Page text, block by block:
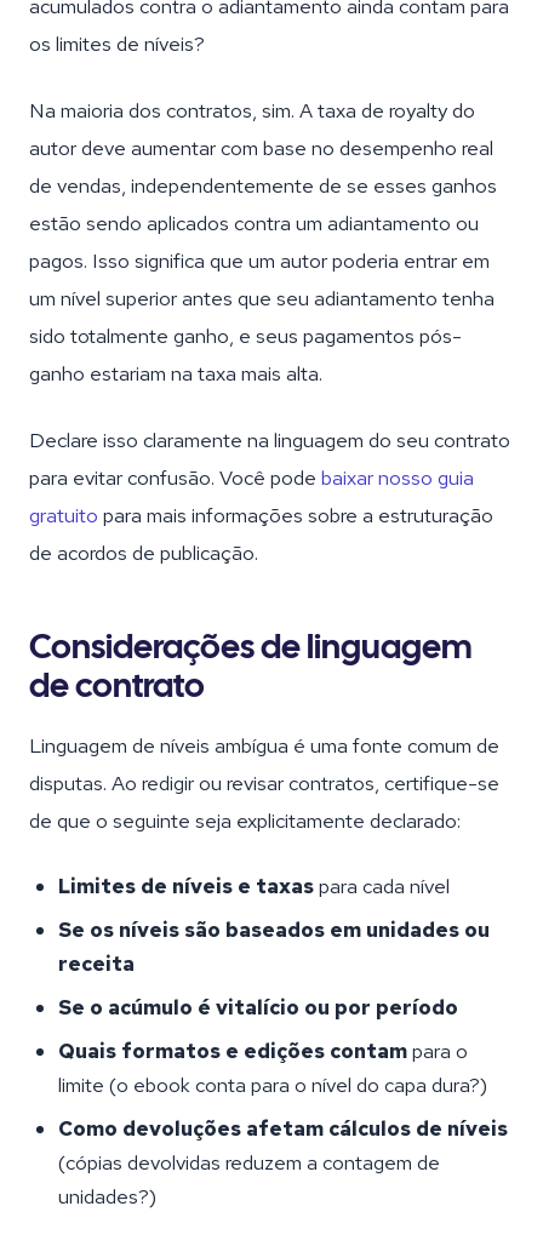
acumulados contra o adiantamento ainda contam para
os limites de níveis?
Na maioria dos contratos, sim. A taxa de royalty do
autor deve aumentar com base no desempenho real
de vendas, independentemente de se esses ganhos
estão sendo aplicados contra um adiantamento ou
pagos. Isso significa que um autor poderia entrar em
um nível superior antes que seu adiantamento tenha
sido totalmente ganho, e seus pagamentos pós-
ganho estariam na taxa mais alta.
Declare isso claramente na linguagem do seu contrato
para evitar confusão. Você pode baixar nosso guia
gratuito para mais informações sobre a estruturação
de acordos de publicação.
Considerações de linguagem
de contrato
Linguagem de níveis ambígua é uma fonte comum de
disputas. Ao redigir ou revisar contratos, certifique-se
de que o seguinte seja explicitamente declarado:
Limites de níveis e taxaspara cada nível
Se os níveis são baseados em unidades ou
receita
Se o acúmulo é vitalício ou por período
Quais formatos e edições contampara o
limite (o ebook conta para o nível do capa dura?)
Como devoluções afetam cálculos de níveis
(cópias devolvidas reduzem a contagem de
unidades?)